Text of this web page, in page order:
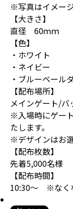
※写真はイメー
【大きさ】
直径 60ｍｍ
【色】
・ホワイト
・ネイビー
・ブルーベール
【配布場所】
メインゲート/バ
※入場時にゲー
たします。
※デザインはお
【配布枚数】
先着5,000名様
【配布時間】
10:30～ ※なく